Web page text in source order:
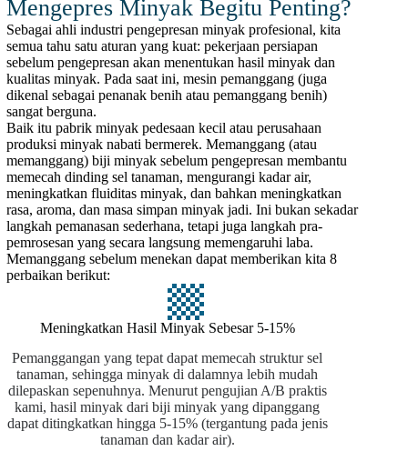
Mengepres Minyak Begitu Penting?
Sebagai ahli industri pengepresan minyak profesional, kita
semua tahu satu aturan yang kuat: pekerjaan persiapan
sebelum pengepresan akan menentukan hasil minyak dan
kualitas minyak. Pada saat ini, mesin pemanggang (juga
dikenal sebagai penanak benih atau pemanggang benih)
sangat berguna.
Baik itu pabrik minyak pedesaan kecil atau perusahaan
produksi minyak nabati bermerek. Memanggang (atau
memanggang) biji minyak sebelum pengepresan membantu
memecah dinding sel tanaman, mengurangi kadar air,
meningkatkan fluiditas minyak, dan bahkan meningkatkan
rasa, aroma, dan masa simpan minyak jadi. Ini bukan sekadar
langkah pemanasan sederhana, tetapi juga langkah pra-
pemrosesan yang secara langsung memengaruhi laba.
Memanggang sebelum menekan dapat memberikan kita 8
perbaikan berikut:
Meningkatkan Hasil Minyak Sebesar 5-15%
Pemanggangan yang tepat dapat memecah struktur sel
tanaman, sehingga minyak di dalamnya lebih mudah
dilepaskan sepenuhnya. Menurut pengujian A/B praktis
kami, hasil minyak dari biji minyak yang dipanggang
dapat ditingkatkan hingga 5-15% (tergantung pada jenis
tanaman dan kadar air).